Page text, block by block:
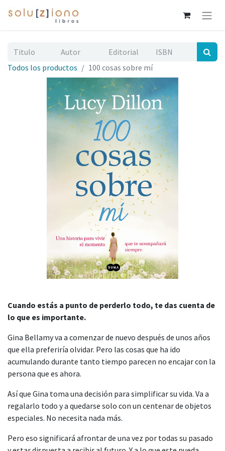
Todos los productos 100 cosas sobre mí
Cuando estás a punto de perderlo todo, te das cuenta de
lo que es importante.
Gina Bellamy va a comenzar de nuevo después de unos años
que ella preferiría olvidar. Pero las cosas que ha ido
acumulando durante tanto tiempo parecen no encajar con la
persona que es ahora.
Así que Gina toma una decisión para simplificar su vida. Va a
regalarlo todo y a quedarse solo con un centenar de objetos
especiales. No necesita nada más.
Pero eso significará afrontar de una vez por todas su pasado